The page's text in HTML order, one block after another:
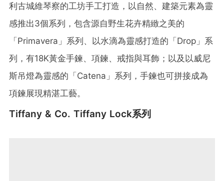
利古城維琴察的工坊手工打造，以自然、建築元素為靈
感推出3個系列，包含源自野生花卉精緻之美的
「Primavera」系列、以水滴為靈感打造的「Drop」系
列，有18K黃金手鍊、項鍊、戒指與耳飾；以及以威尼
斯吊燈為靈感的「Catena」系列，手鍊也可拼接成為
項鍊展現精湛工藝。
Tiffany & Co. Tiffany Lock系列